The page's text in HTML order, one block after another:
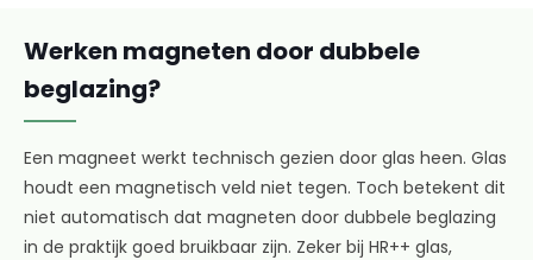
Werken magneten door dubbele
beglazing?
Een magneet werkt technisch gezien door glas heen. Glas
houdt een magnetisch veld niet tegen. Toch betekent dit
niet automatisch dat magneten door dubbele beglazing
in de praktijk goed bruikbaar zijn. Zeker bij HR++ glas,